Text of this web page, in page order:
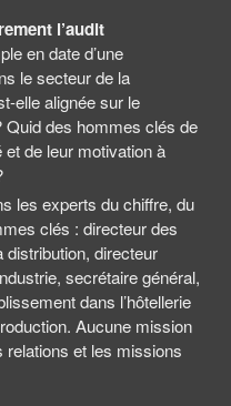
l’audit
en date d’une
le secteur de la
elle alignée sur le
Quid des hommes clés de
et de leur motivation à
les experts du chiffre, du
clés : directeur des
directeur
secrétaire général,
dans l’hôtellerie
Aucune mission
relations et les missions